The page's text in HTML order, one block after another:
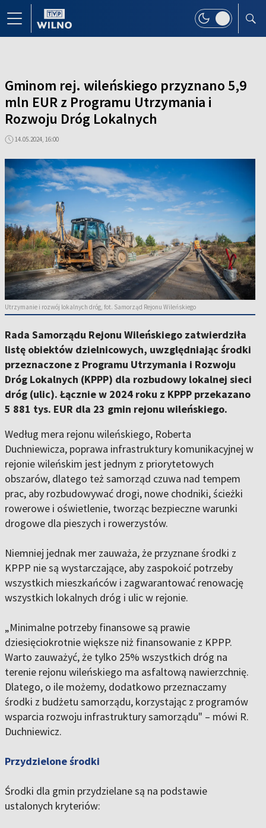
Gminom rej. wileńskiego przyznano 5,9
mln EUR z Programu Utrzymania i
Rozwoju Dróg Lokalnych
14.05.2024, 16:00
Utrzymanie i rozwój lokalnych dróg, fot. Samorząd Rejonu Wileńskiego
Rada Samorządu Rejonu Wileńskiego zatwierdziła
listę obiektów dzielnicowych, uwzględniając środki
przeznaczone z Programu Utrzymania i Rozwoju
Dróg Lokalnych (KPPP) dla rozbudowy lokalnej sieci
dróg (ulic). Łącznie w 2024 roku z KPPP przekazano
5 881 tys. EUR dla 23 gmin rejonu wileńskiego.
Według mera rejonu wileńskiego, Roberta
Duchniewicza, poprawa infrastruktury komunikacyjnej w
rejonie wileńskim jest jednym z priorytetowych
obszarów, dlatego też samorząd czuwa nad tempem
prac, aby rozbudowywać drogi, nowe chodniki, ścieżki
rowerowe i oświetlenie, tworząc bezpieczne warunki
drogowe dla pieszych i rowerzystów.
Niemniej jednak mer zauważa, że przyznane środki z
KPPP nie są wystarczające, aby zaspokoić potrzeby
wszystkich mieszkańców i zagwarantować renowację
wszystkich lokalnych dróg i ulic w rejonie.
„Minimalne potrzeby finansowe są prawie
dziesięciokrotnie większe niż finansowanie z KPPP.
Warto zauważyć, że tylko 25% wszystkich dróg na
terenie rejonu wileńskiego ma asfaltową nawierzchnię.
Dlatego, o ile możemy, dodatkowo przeznaczamy
środki z budżetu samorządu, korzystając z programów
wsparcia rozwoju infrastruktury samorządu" – mówi R.
Duchniewicz.
Przydzielone środki
Środki dla gmin przydzielane są na podstawie
ustalonych kryteriów: